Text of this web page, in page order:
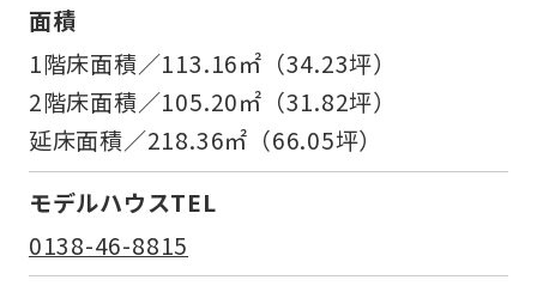
面積
1階床面積／113.16㎡（34.23坪）
2階床面積／105.20㎡（31.82坪）
延床面積／218.36㎡（66.05坪）
モデルハウスTEL
0138-46-8815